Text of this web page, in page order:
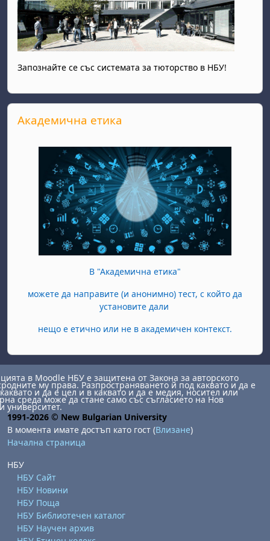
Запознайте се със системата за тюторство в НБУ!
Прескочи Академична етика
Академична етика
В "Академична етика"
можете да направите (и анонимно) тест, с който да
установите дали
нещо е етично или не в академичен контекст.
в Moodle НБУ е защитена от Закона за авторското
му права. Разпространяването й под каквато и да е
и да е цел и в каквато и да е медия, носител или
среда може да стане само със съгласието на Нов
университет.
1991-2026 © New Bulgarian University
В момента имате достъп като гост (Влизане)
Начална страница
НБУ
НБУ Сайт
НБУ Новини
НБУ Поща
НБУ Библиотечен каталог
НБУ Научен архив